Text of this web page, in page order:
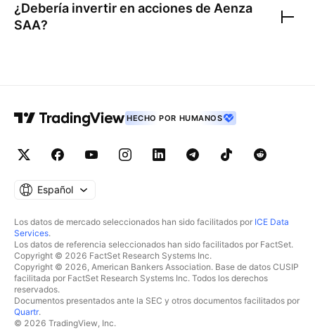
¿Debería invertir en acciones de Aenza
SAA?
HECHO POR HUMANOS
Español
Los datos de mercado seleccionados han sido facilitados por ICE Data
Services.
Los datos de referencia seleccionados han sido facilitados por FactSet.
Copyright © 2026 FactSet Research Systems Inc.
Copyright © 2026, American Bankers Association. Base de datos CUSIP
facilitada por FactSet Research Systems Inc. Todos los derechos
reservados.
Documentos presentados ante la SEC y otros documentos facilitados por
Quartr.
© 2026 TradingView, Inc.